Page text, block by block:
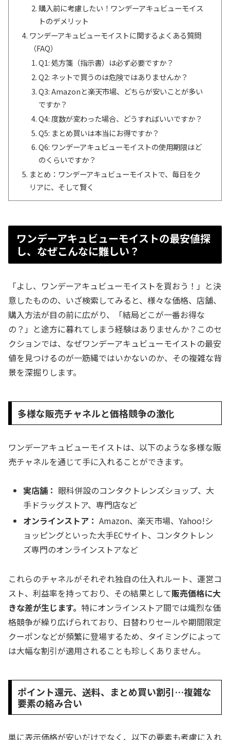
購入前に考慮したい！ワンデーアキュビューモイス
トのデメリット
ワンデーアキュビューモイストに関するよくある質問
（FAQ）
Q1: 処方箋（指示書）は必ず必要ですか？
Q2: ネットで買うのは危険ではありませんか？
Q3: Amazonと楽天市場、どちらが安いことが多い
ですか？
Q4: 度数が変わった場合、どうすればいいですか？
Q5: まとめ買いは本当にお得ですか？
Q6: ワンデーアキュビューモイストの使用期限はど
のくらいですか？
まとめ：ワンデーアキュビューモイストで、毎日をク
リアに、そして賢く
ワンデーアキュビューモイストの最安値探
し、なぜこんなに難しい？
「よし、ワンデーアキュビューモイストを買おう！」と決
意したものの、いざ検索してみると、様々な価格、店舗、
購入方法が目の前に広がり、「結局どこが一番お得な
の？」と途方に暮れてしまう経験はありませんか？このセ
クションでは、なぜワンデーアキュビューモイストの最安
値を見つけるのが一筋縄ではいかないのか、その複雑な背
景を深掘りします。
多様な販売チャネルと価格競争の激化
ワンデーアキュビューモイストは、以下のような多様な販
売チャネルを通じて手に入れることができます。
実店舗： 眼科併設のコンタクトレンズショップ、大
手ドラッグストア、専門店など
オンラインストア： Amazon、楽天市場、Yahoo!シ
ョッピングといった大手ECサイト、コンタクトレン
ズ専門のオンラインストアなど
これらのチャネルがそれぞれ独自の仕入れルート、運営コ
スト、利益率を持っており、その結果として販売価格に大
きな差が生じます。 特にオンラインストア間では熾烈な価
格競争が繰り広げられており、日替わりセールや期間限定
クーポンなどが頻繁に登場するため、タイミングによって
は大幅な割引が適用されることも珍しくありません。
ポイント還元、送料、まとめ買い割引…複雑な
要素の絡み合い
単に表示価格が安いだけでなく、以下の要素も考慮に入れ